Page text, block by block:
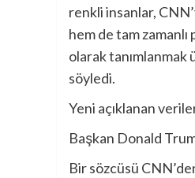
renkli insanlar,
hem de tam zamanlı
olarak
söyledi.
Yeni açıklanan
Başkan Donald
Bir sözcüsü